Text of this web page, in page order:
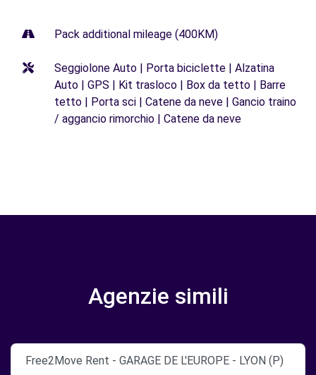
Pack additional mileage (400KM)
Seggiolone Auto | Porta biciclette | Alzatina
Auto | GPS | Kit trasloco | Box da tetto | Barre
tetto | Porta sci | Catene da neve | Gancio traino
/ aggancio rimorchio | Catene da neve
Agenzie simili
Free2Move Rent - GARAGE DE L'EUROPE - LYON (P)